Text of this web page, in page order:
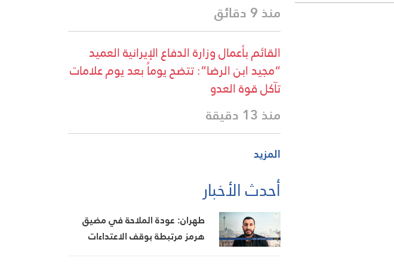
منذ 9 دقائق
القائم بأعمال وزارة الدفاع الإيرانية العميد
“مجيد ابن الرضا”: تتضح يوماً بعد يوم علامات
تآكل قوة العدو
منذ 13 دقيقة
المزيد
أحدث الأخبار
طهران: عودة الملاحة في مضيق
هرمز مرتبطة بوقف الاعتداءات